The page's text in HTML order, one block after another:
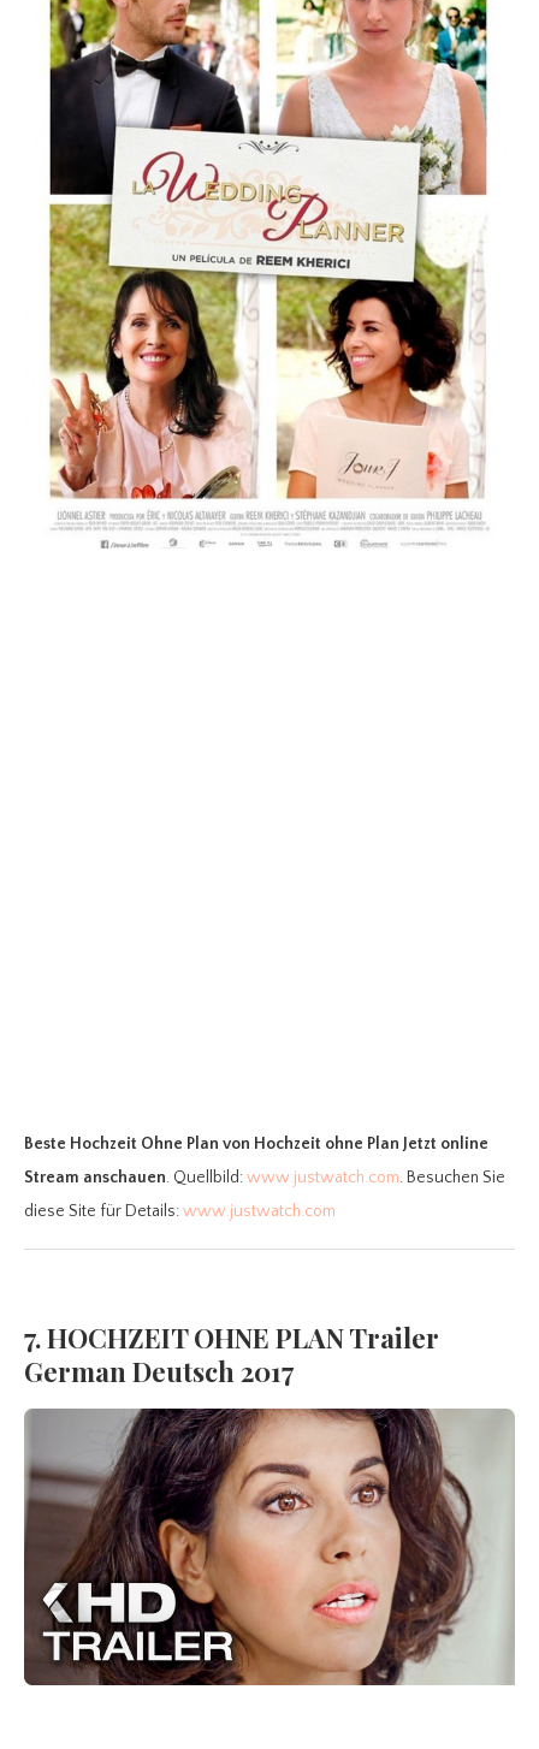
Beste Hochzeit Ohne Plan von Hochzeit ohne Plan Jetzt online
Stream anschauen. Quellbild:www.justwatch.com. Besuchen Sie
diese Site für Details:www.justwatch.com
7. HOCHZEIT OHNE PLAN Trailer
German Deutsch 2017